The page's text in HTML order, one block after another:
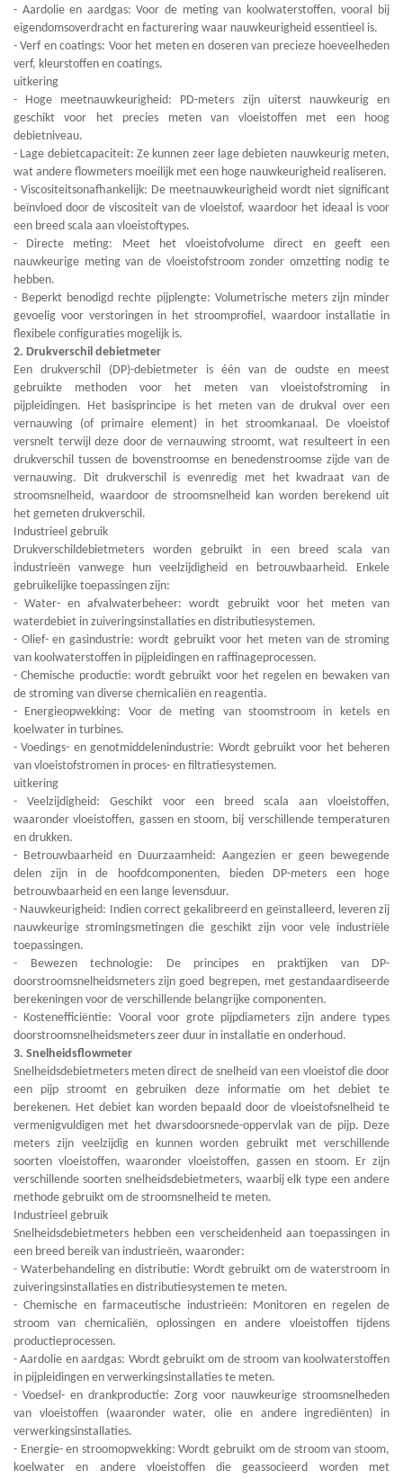
- Aardolie en aardgas: Voor de meting van koolwaterstoffen, vooral bij
eigendomsoverdracht en facturering waar nauwkeurigheid essentieel is.
- Verf en coatings: Voor het meten en doseren van precieze hoeveelheden
verf, kleurstoffen en coatings.
uitkering
- Hoge meetnauwkeurigheid: PD-meters zijn uiterst nauwkeurig en
geschikt voor het precies meten van vloeistoffen met een hoog
debietniveau.
- Lage debietcapaciteit: Ze kunnen zeer lage debieten nauwkeurig meten,
wat andere flowmeters moeilijk met een hoge nauwkeurigheid realiseren.
- Viscositeitsonafhankelijk: De meetnauwkeurigheid wordt niet significant
beïnvloed door de viscositeit van de vloeistof, waardoor het ideaal is voor
een breed scala aan vloeistoftypes.
- Directe meting: Meet het vloeistofvolume direct en geeft een
nauwkeurige meting van de vloeistofstroom zonder omzetting nodig te
hebben.
- Beperkt benodigd rechte pijplengte: Volumetrische meters zijn minder
gevoelig voor verstoringen in het stroomprofiel, waardoor installatie in
flexibele configuraties mogelijk is.
2. Drukverschil debietmeter
Een drukverschil (DP)-debietmeter is één van de oudste en meest
gebruikte methoden voor het meten van vloeistofstroming in
pijpleidingen. Het basisprincipe is het meten van de drukval over een
vernauwing (of primaire element) in het stroomkanaal. De vloeistof
versnelt terwijl deze door de vernauwing stroomt, wat resulteert in een
drukverschil tussen de bovenstroomse en benedenstroomse zijde van de
vernauwing. Dit drukverschil is evenredig met het kwadraat van de
stroomsnelheid, waardoor de stroomsnelheid kan worden berekend uit
het gemeten drukverschil.
Industrieel gebruik
Drukverschildebietmeters worden gebruikt in een breed scala van
industrieën vanwege hun veelzijdigheid en betrouwbaarheid. Enkele
gebruikelijke toepassingen zijn:
- Water- en afvalwaterbeheer: wordt gebruikt voor het meten van
waterdebiet in zuiveringsinstallaties en distributiesystemen.
- Olief- en gasindustrie: wordt gebruikt voor het meten van de stroming
van koolwaterstoffen in pijpleidingen en raffinageprocessen.
- Chemische productie: wordt gebruikt voor het regelen en bewaken van
de stroming van diverse chemicaliën en reagentia.
- Energieopwekking: Voor de meting van stoomstroom in ketels en
koelwater in turbines.
- Voedings- en genotmiddelenindustrie: Wordt gebruikt voor het beheren
van vloeistofstromen in proces- en filtratiesystemen.
uitkering
- Veelzijdigheid: Geschikt voor een breed scala aan vloeistoffen,
waaronder vloeistoffen, gassen en stoom, bij verschillende temperaturen
en drukken.
- Betrouwbaarheid en Duurzaamheid: Aangezien er geen bewegende
delen zijn in de hoofdcomponenten, bieden DP-meters een hoge
betrouwbaarheid en een lange levensduur.
- Nauwkeurigheid: Indien correct gekalibreerd en geïnstalleerd, leveren zij
nauwkeurige stromingsmetingen die geschikt zijn voor vele industriële
toepassingen.
- Bewezen technologie: De principes en praktijken van DP-
doorstroomsnelheidsmeters zijn goed begrepen, met gestandaardiseerde
berekeningen voor de verschillende belangrijke componenten.
- Kostenefficiëntie: Vooral voor grote pijpdiameters zijn andere types
doorstroomsnelheidsmeters zeer duur in installatie en onderhoud.
3. Snelheidsflowmeter
Snelheidsdebietmeters meten direct de snelheid van een vloeistof die door
een pijp stroomt en gebruiken deze informatie om het debiet te
berekenen. Het debiet kan worden bepaald door de vloeistofsnelheid te
vermenigvuldigen met het dwarsdoorsnede-oppervlak van de pijp. Deze
meters zijn veelzijdig en kunnen worden gebruikt met verschillende
soorten vloeistoffen, waaronder vloeistoffen, gassen en stoom. Er zijn
verschillende soorten snelheidsdebietmeters, waarbij elk type een andere
methode gebruikt om de stroomsnelheid te meten.
Industrieel gebruik
Snelheidsdebietmeters hebben een verscheidenheid aan toepassingen in
een breed bereik van industrieën, waaronder:
- Waterbehandeling en distributie: Wordt gebruikt om de waterstroom in
zuiveringsinstallaties en distributiesystemen te meten.
- Chemische en farmaceutische industrieën: Monitoren en regelen de
stroom van chemicaliën, oplossingen en andere vloeistoffen tijdens
productieprocessen.
- Aardolie en aardgas: Wordt gebruikt om de stroom van koolwaterstoffen
in pijpleidingen en verwerkingsinstallaties te meten.
- Voedsel- en drankproductie: Zorg voor nauwkeurige stroomsnelheden
van vloeistoffen (waaronder water, olie en andere ingrediënten) in
verwerkingsinstallaties.
- Energie- en stroomopwekking: Wordt gebruikt om de stroom van stoom,
koelwater en andere vloeistoffen die geassocieerd worden met